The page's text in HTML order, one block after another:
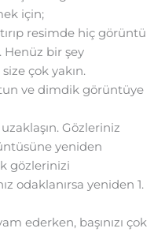
için;
resimde hiç görüntü
Henüz bir şey
çok yakın.
ve dimdik görüntüye
Gözleriniz
yeniden
gözlerinizi
odaklanırsa yeniden 1.
ederken, başınızı çok